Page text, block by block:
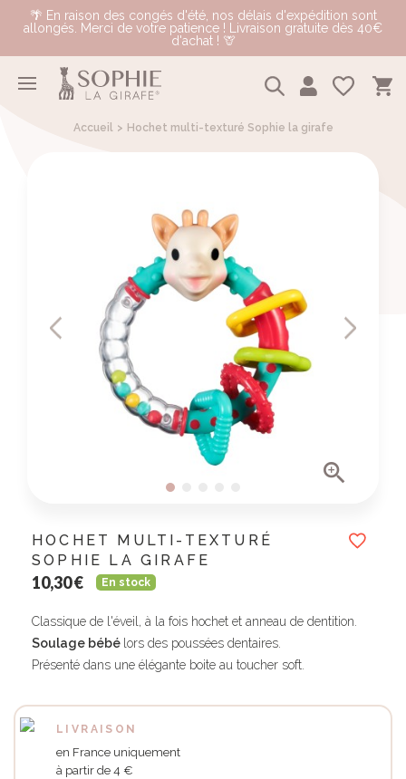
🌴 En raison des congés d'été, nos délais d'expédition sont
allongés. Merci de votre patience ! Livraison gratuite dès 40€
d'achat ! 🦒
Accueil Hochet multi-texturé Sophie la girafe

HOCHET MULTI-TEXTURÉ
SOPHIE LA GIRAFE
10,30 € En stock
Classique de l'éveil, à la fois hochet et anneau de dentition.
Soulage bébé lors des poussées dentaires.
Présenté dans une élégante boite au toucher soft.
LIVRAISON
en France uniquement
à partir de 4 €